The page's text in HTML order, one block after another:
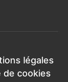
légales
de cookies